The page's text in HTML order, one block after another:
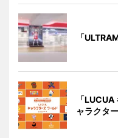
「
「
ャラクタ